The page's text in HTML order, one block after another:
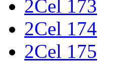
2Cel 173
2Cel 174
2Cel 175